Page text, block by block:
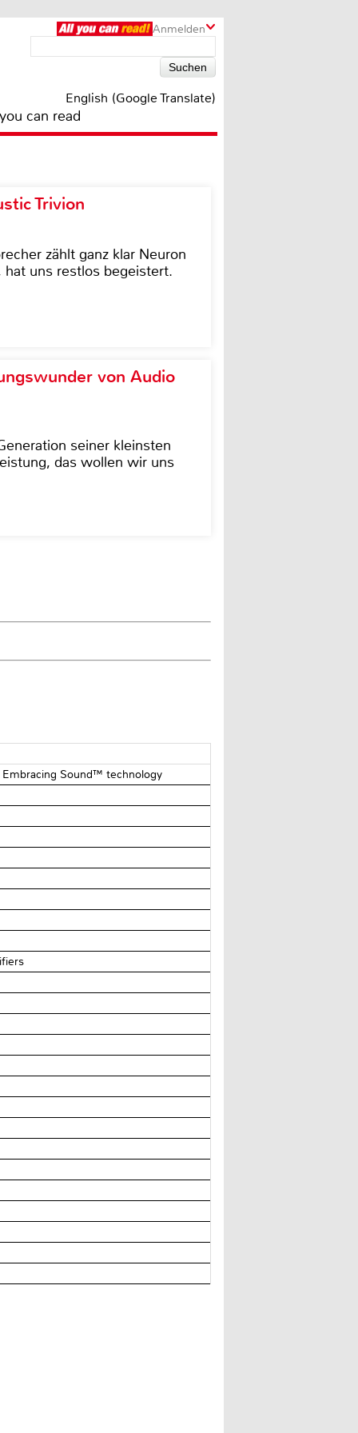
Anmelden
English (Google Translate)
can read
Trivion
zählt ganz klar Neuron
uns restlos begeistert.
von Audio
seiner kleinsten
das wollen wir uns
Sound™ technology